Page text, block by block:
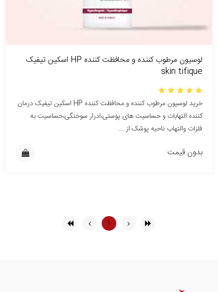
لوسیون مرطوب کننده و محافظت کننده HP اسکین تیفیک
skin tifique
خرید لوسیون مرطوب کننده و محافظت کننده HP اسکین تیفیک درمان
کننده التهابات و حساسیت های پوستی،ادرار سوختگی،حساسیت به
فلزات والتهاب ناحیه پوشک از ...
بدون قیمت
۱